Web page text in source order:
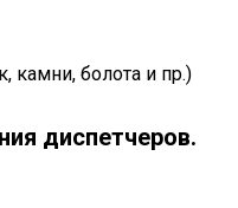
камни, болота и пр.)
диспетчеров.